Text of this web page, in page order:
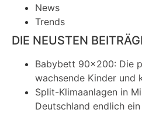
News
Trends
DIE NEUSTEN
Babybett 90×200: Die
wachsende Kinder und
Split-Klimaanlagen in
Deutschland endlich